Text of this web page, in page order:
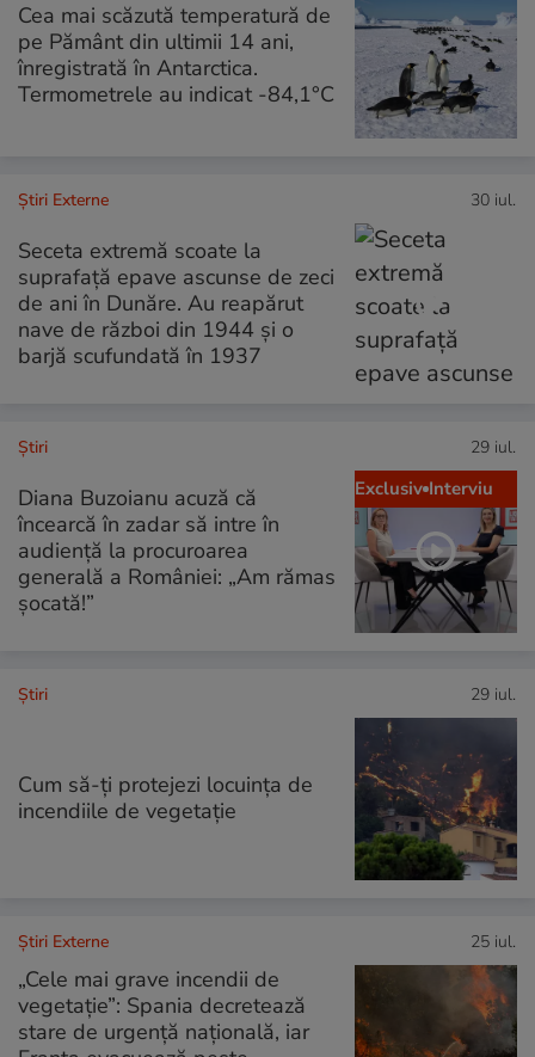
Cea mai scăzută temperatură de
pe Pământ din ultimii 14 ani,
înregistrată în Antarctica.
Termometrele au indicat -84,1°C
Știri Externe 30 iul.
Seceta extremă scoate la
suprafață epave ascunse de zeci
de ani în Dunăre. Au reapărut
nave de război din 1944 și o
barjă scufundată în 1937
Exclusiv Interviu
Ştiri 29 iul.
Diana Buzoianu acuză că
încearcă în zadar să intre în
audiență la procuroarea
generală a României: „Am rămas
șocată!”
Ştiri 29 iul.
Cum să-ți protejezi locuința de
incendiile de vegetație
Știri Externe 25 iul.
„Cele mai grave incendii de
vegetație”: Spania decretează
stare de urgență națională, iar